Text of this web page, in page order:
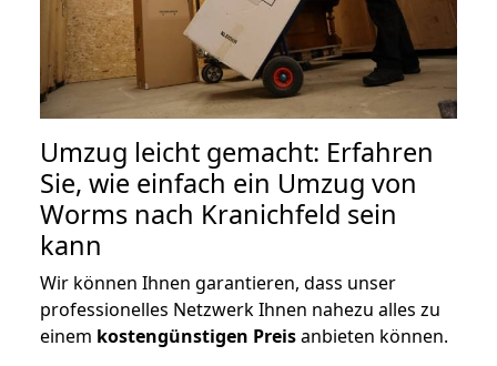
Umzug leicht gemacht: Erfahren
Sie, wie einfach ein Umzug von
Worms nach Kranichfeld sein
kann
Wir können Ihnen garantieren, dass unser
professionelles Netzwerk Ihnen nahezu alles zu
einem kostengünstigen Preisanbieten können.